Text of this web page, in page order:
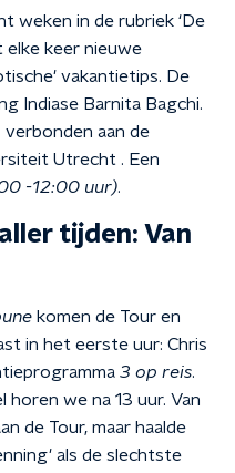
weken in de rubriek ‘De
elke keer nieuwe
vakantietips. De
Indiase Barnita Bagchi.
verbonden aan de
Utrecht . Een
-12:00 uur).
tijden: Van
komen de Tour en
in het eerste uur: Chris
3 op reis.
horen we na 13 uur. Van
de Tour, maar haalde
als de slechtste